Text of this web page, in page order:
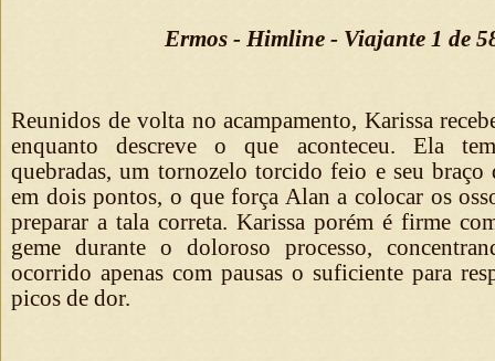
Ermos - Himline - Viajante 1 de
Reunidos de volta no acampamento, Karissa
enquanto descreve o que aconteceu. Ela
quebradas, um tornozelo torcido feio e seu braço
em dois pontos, o que força Alan a colocar os
preparar a tala correta. Karissa porém é firme
geme durante o doloroso processo,
ocorrido apenas com pausas o suficiente para
picos de dor.